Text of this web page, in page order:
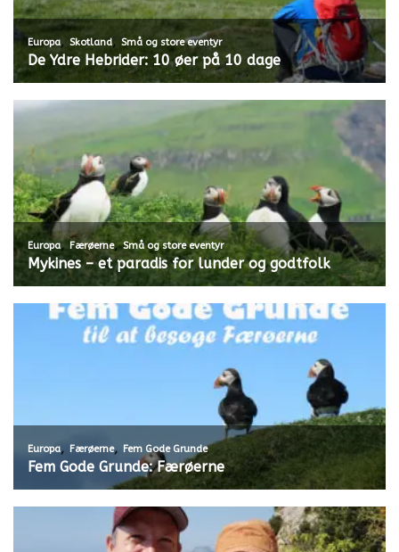
Europa Skotland Små og store eventyr
De Ydre Hebrider: 10 øer på 10 dage
Europa,Færøerne,Små og store eventyr
Mykines – et paradis for lunder og godtfolk
Europa, Færøerne, Fem Gode Grunde
Fem Gode Grunde: Færøerne